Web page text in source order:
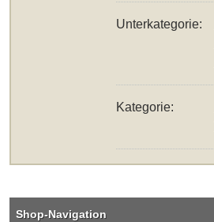
Unterkategorie:
Kategorie:
Shop-Navigation